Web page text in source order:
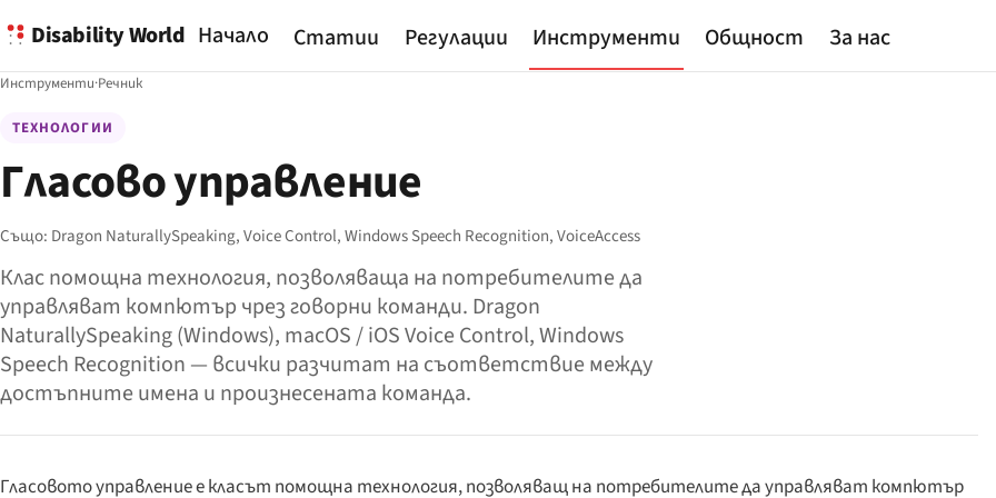
Disability World Начало Статии Регулации Инструменти Общност За нас
Инструменти·Речник
ТЕХНОЛОГИИ
Гласово управление
Също: Dragon NaturallySpeaking,Voice Control,Windows Speech Recognition,VoiceAccess
Клас помощна технология, позволяваща на потребителите да
управляват компютър чрез говорни команди. Dragon
NaturallySpeaking (Windows), macOS / iOS Voice Control, Windows
Speech Recognition — всички разчитат на съответствие между
достъпните имена и произнесената команда.
Гласовото управление е класът помощна технология, позволяващ на потребителите да управляват компютър